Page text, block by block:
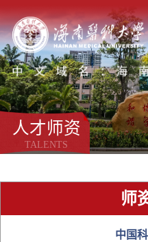
人才师资
TALENTS
师
中国